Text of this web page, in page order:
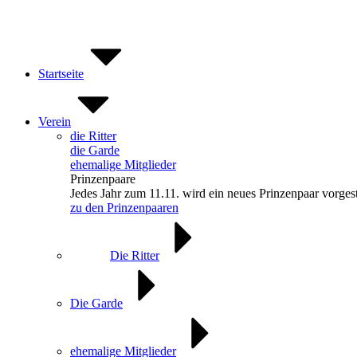
Startseite
Verein
die Ritter
die Garde
ehemalige Mitglieder
Prinzenpaare
Jedes Jahr zum 11.11. wird ein neues Prinzenpaar
zu den Prinzenpaaren
Die Ritter
Die Garde
ehemalige Mitglieder